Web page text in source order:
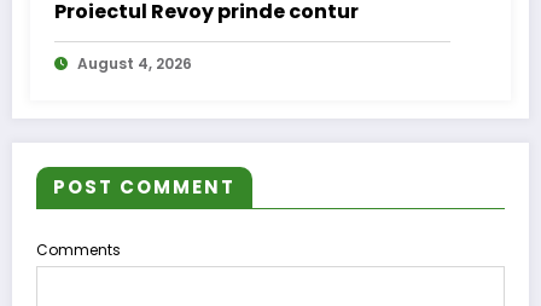
Proiectul Revoy prinde contur
August 4, 2026
POST COMMENT
Comments